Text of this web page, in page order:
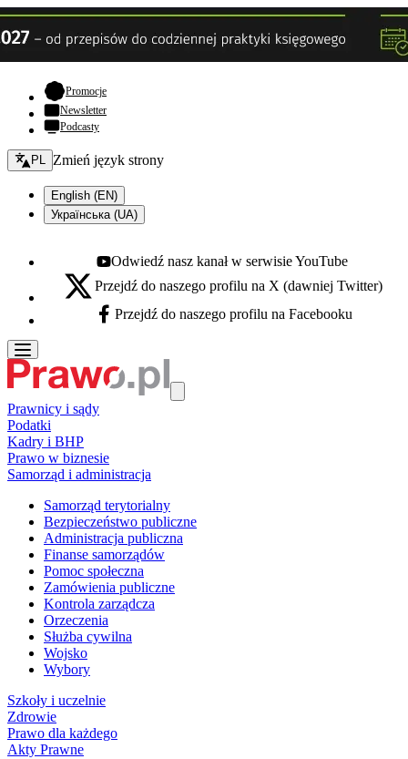
Promocje- otwiera się w nowej karcie
Newsletter
Podcasty
Zmień język - bieżący:
PL Zmień język strony
English (EN)
Українська (UA)
Youtube - otwiera się w nowej karcie
Odwiedź nasz kanał w serwisie YouTube
X - otwiera się w nowej karcie
Przejdź do naszego profilu na X (dawniej Twitter)
Facebook - otwiera się w nowej karcie
Przejdź do naszego profilu na Facebooku
Prawnicy i sądy
Podatki
Kadry i BHP
Prawo w biznesie
Samorząd i administracja
Samorząd terytorialny
Bezpieczeństwo publiczne
Administracja publiczna
Finanse samorządów
Pomoc społeczna
Zamówienia publiczne
Kontrola zarządcza
Orzeczenia
Służba cywilna
Wojsko
Wybory
Szkoły i uczelnie
Zdrowie
Prawo dla każdego
Akty Prawne